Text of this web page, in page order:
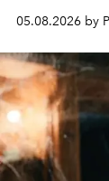
05.08.2026 by